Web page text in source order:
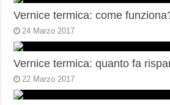
Vernice termica: come
24 Marzo 2017
Vernice termica: quanto fa
22 Marzo 2017